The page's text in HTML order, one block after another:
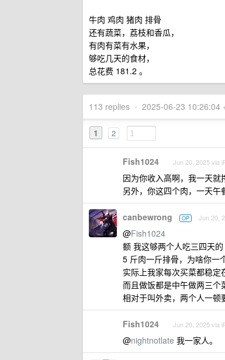
牛肉 鸡肉 猪肉 排骨
还有蔬菜，荔枝和香瓜，
有肉有菜有水果，
够吃几天的食材，
总花费 181.2 。
113 replies • 2025-06-23 10:26:04
1 2
Fish1024 Jun 20, 2025 via
因为你收入高啊，我一天就
另外，你这四个肉，一天午
canbewrong OP Jun 20,
@Fish1024
额 我这够两个人吃三四天的
5 斤肉一斤排骨，为啥你一
实际上我家每次买菜都稳定
而且做饭都是中午做两三个
相对于叫外卖，两个人一顿
Fish1024 Jun 20, 2025 via
@nightnotlate 我一家人。